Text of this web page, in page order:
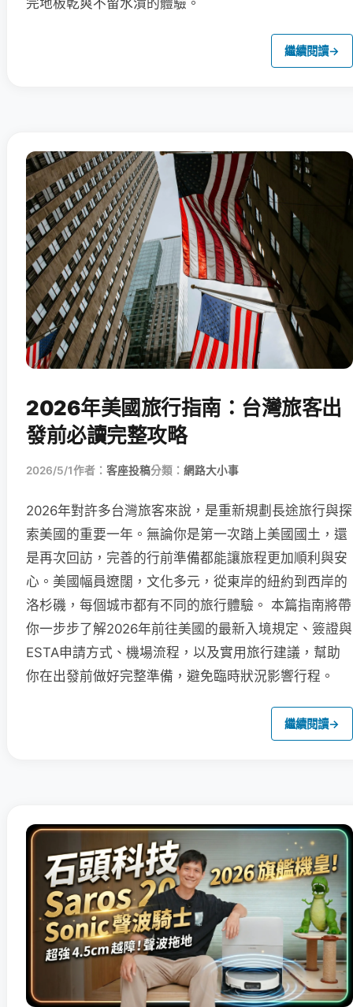
繼續閱讀→
2026年美國旅行指南：台灣旅客出
發前必讀完整攻略
2026/5/1作者： 客座投稿分類： 網路大小事
2026年對許多台灣旅客來說，是重新規劃長途旅行與探
索美國的重要一年。無論你是第一次踏上美國國土，還
是再次回訪，完善的行前準備都能讓旅程更加順利與安
心。美國幅員遼闊，文化多元，從東岸的紐約到西岸的
洛杉磯，每個城市都有不同的旅行體驗。 本篇指南將帶
你一步步了解2026年前往美國的最新入境規定、簽證與
ESTA申請方式、機場流程，以及實用旅行建議，幫助
你在出發前做好完整準備，避免臨時狀況影響行程。
繼續閱讀→